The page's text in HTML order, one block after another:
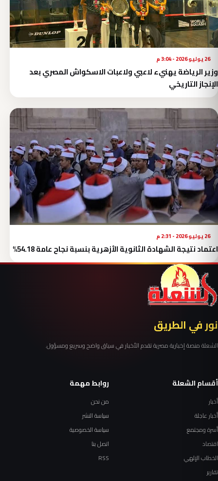
26 يوليو 2026 - 3:04 م
وزير الرياضة يهنيء لاعبي ولاعبات الاسكواش المصري بعد
الإنجاز التاريخي
26 يوليو 2026 - 2:31 م
اعتماد نتيجة الشهادة الثانوية الأزهرية بنسبة نجاح عامة 54.18%
نور في الطريق
الشعلة منصة إخبارية مصرية تقدم الأخبار في سياق واضح وسريع ومسؤول.
أقسام الشعلة
أخبار
أخبار عاجلة
أسرة ومجتمع
اقتصاد
الخطاب الإلهي
تقارير
روابط مهمة
من نحن
سياسة النشر
سياسة الخصوصية
اتصل بنا
RSS